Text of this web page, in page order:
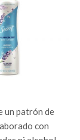
un patrón de
con